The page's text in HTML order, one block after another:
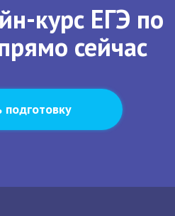
курс ЕГЭ по
сейчас
подготовку